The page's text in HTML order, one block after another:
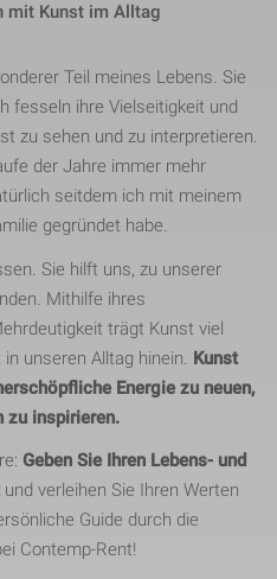
mit Kunst im Alltag
Teil meines Lebens. Sie
fesseln ihre Vielseitigkeit und
zu sehen und zu interpretieren.
der Jahre immer mehr
seitdem ich mit meinem
gegründet habe.
Sie hilft uns, zu unserer
Mithilfe ihres
trägt Kunst viel
unseren Alltag hinein. Kunst
Energie zu neuen,
zu inspirieren.
Geben Sie Ihren Lebens- und
und verleihen Sie Ihren Werten
Guide durch die
Contemp-Rent!